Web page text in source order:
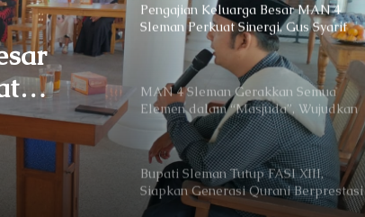
Sabar
Pengajian Keluarga Besar MAN 4
Sleman Perkuat Sinergi, Gus Syarif
Ajak Jemaah Menjadi Pribadi Sabar
dan Bersyukur
MAN 4 Sleman Gerakkan Semua
Elemen dalam “Masjuda”, Wujudkan
Madrasah Bersih Berkarakter
Bupati Sleman Tutup FASI XIII,
Siapkan Generasi Qurani Berprestasi
Menuju Tingkat Nasional